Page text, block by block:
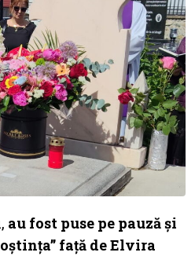
au fost puse pe pauză și
față de Elvira